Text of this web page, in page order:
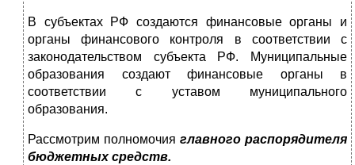
В субъектах РФ создаются финансовые органы и
органы фи­нансового контроля в соответствии с
законодательством субъек­та РФ. Муниципальные
образования создают финансовые орга­ны в
соответствии с уставом муниципального
образования.
Рассмотрим полномочия главного распорядителя
бюджетных средств.